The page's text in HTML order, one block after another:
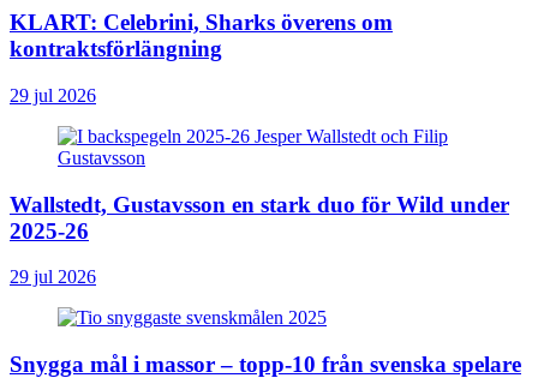
KLART: Celebrini, Sharks överens om
kontraktsförlängning
29 jul 2026
Wallstedt, Gustavsson en stark duo för Wild under
2025-26
29 jul 2026
Snygga mål i massor – topp-10 från svenska spelare